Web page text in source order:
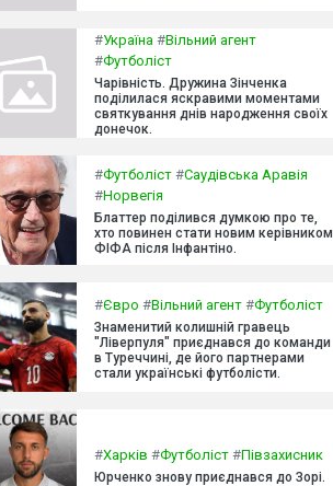
#Україна #Вільний агент
#Футболіст
Чарівність. Дружина Зінченка
поділилася яскравими моментами
святкування днів народження своїх
донечок.
#Футболіст #Саудівська Аравія
#Норвегія
Блаттер поділився думкою про те,
хто повинен стати новим керівником
ФІФА після Інфантіно.
#Євро #Вільний агент #Футболіст
Знаменитий колишній гравець
"Ліверпуля" приєднався до команди
в Туреччині, де його партнерами
стали українські футболісти.
#Харків #Футболіст #Півзахисник
Юрченко знову приєднався до Зорі.